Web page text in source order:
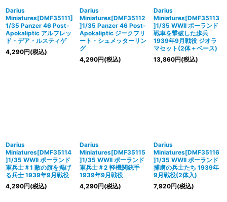
Darius
Miniatures[DMF35111]
1/35 Panzer 46 Post-
Apokaliptic アルフレッ
ド・デア・ルスティゲ
4,290円(税込)
Darius
Miniatures[DMF35112
]1/35 Panzer 46 Post-
Apokaliptic ジークフリ
ート・シュメッターリン
グ
4,290円(税込)
Darius
Miniatures[DMF35113
]1/35 WWII ポーランド
戦車を撃破した歩兵
1939年9月戦役 ジオラ
マセット(2体＋ベース)
13,860円(税込)
Darius
Miniatures[DMF35114
]1/35 WWII ポーランド
軍兵士＃1 敵の旗を掲げ
る兵士 1939年9月戦役
4,290円(税込)
Darius
Miniatures[DMF35115
]1/35 WWII ポーランド
軍兵士＃2 軽機関銃手
1939年9月戦役
4,290円(税込)
Darius
Miniatures[DMF35116
]1/35 WWII ポーランド
捕虜の兵士たち 1939年
9月戦役(2体入)
7,920円(税込)